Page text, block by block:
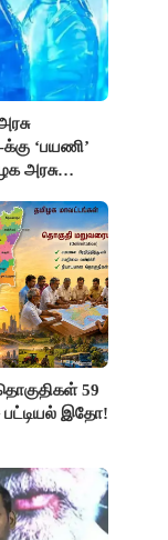
க்கு ‘பயணி’
அரசு
59
பட்டியல் இதோ!